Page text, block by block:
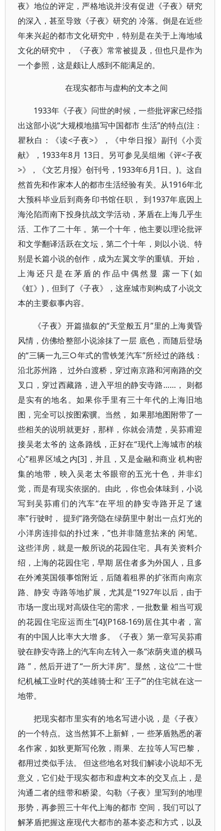
夜》地位的评定，严格地说并没有促进《子夜》研究
的深入，甚至导致《子夜》研究的 冷落。倒是在近些
年来兴起的都市文化研究中，特别是在关于上海地域
文化的研究中， 《子夜》常常被提及，但也只是作为
一个参照，这是颇让人感到不能满足的。
在现实都市与虚构的文本之间
1933年《子夜》问世的时候，一些批评家已经指
出这部小说“大规模地描写中国都市 生活”的特点(注：
瞿秋白：《读<子夜>》，《中华日报》副刊《小贡
献》，1933年8月 13日。另可参见吴组缃《评<子夜
>》，《文艺月报》创刊号，1933年6月1日。)。这自
然首先和作家本人的都市生活经验有关。从1916年北
大预科毕业后到商务印书馆任职， 到1937年底因上
海沦陷而南下投身抗战文学活动，茅盾在上海几乎生
活、工作了二十年 。第一个十年，他主要以理论批评
和文学翻译活跃在文坛，第二个十年，则以小说、特
别是长篇小说的创作，成为左翼文学的重镇。开始，
上海还只是在茅盾的作品中偶然显 露一下(如
《虹》)，但到了《子夜》，这座城市则构成了小说文
本的主要叙事内容。
《子夜》开篇描叙的“天堂般五月”里的上海黄昏
风情，仿佛给整部小说涂抹了一层 底色，而随后登场
的“三辆一九三○年式的雪铁笼汽车”所经过的路线：
沿北苏州路， 过外白渡桥，穿过南京路和河南路的交
叉口，穿过西藏路，进入平坦的静安寺路……， 则都
是实有的地名。如果你手里有三十年代的上海旧地
图，完全可以按图索骥。当然， 如果那地图附带了一
些相关的说明就更好，那样，你就会清楚，吴荪甫迎
接吴老太爷的 这条路线，正好在“现代上海城市的核
心”租界区域之内[3]，并且，又是金融和商业 机构密
集的地带，映入吴老太爷眼帘的五光十色，并非幻
觉，而是有现实依据的。由此 ，你也会体味到，小说
写到吴荪甫们的汽车“在平坦的静安寺路开足了速
率”行驶时， 提到“路旁隐在绿荫里中射出一点灯光的
小洋房连排似的扑过来，”也并非随意拈来的 闲笔。
这些洋房，就是一般所说的花园住宅。具有关资料介
绍，上海的花园住宅，早期 居住者多为外国人，且多
在外滩英国领事馆附近，后随着租界的扩张而向南京
路、静安 寺路等地扩展，尤其是“1927年以后，由于
市场一度出现对高级住宅的需求，一批数量 相当可观
的花园住宅应运而生”[4](P168-169)居住其中者，富
有的中国人比率大大增 多。《子夜》第一章写吴荪甫
驶在静安寺路上的汽车向左转入一条“浓荫夹道的横马
路 ”，然后开进了“一所大洋房”。显然，这位“二十世
纪机械工业时代的英雄骑士和‘ 王子’”的住宅就在这一
地带。
把现实都市里实有的地名写进小说，是《子夜》
的一个特点。这当然算不上新鲜，一 些茅盾熟悉的著
名作家，如狄更斯写伦敦，雨果、左拉等人写巴黎，
都用过类似手法。 但这些地名对我们解读小说却不无
意义，它们处于现实都市和虚构文本的交叉点上，是
沟通二者的纽带和桥梁。勾勒《子夜》里写到的地理
形势，再参照三十年代上海的都市 空间，我们可以了
解茅盾把握这座现代大都市的基本姿态和方式，以及